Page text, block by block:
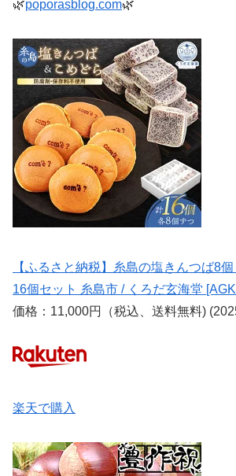
🌿poporasblog.com🌿
【ふるさと納税】糸島の塩きんつば8
16個セット 糸島市 / くろだ玄海堂
価格：11,000円（税込、送料無料)
楽天で購入